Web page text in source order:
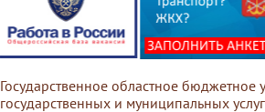
Государственное областное
государственных и муниципальных